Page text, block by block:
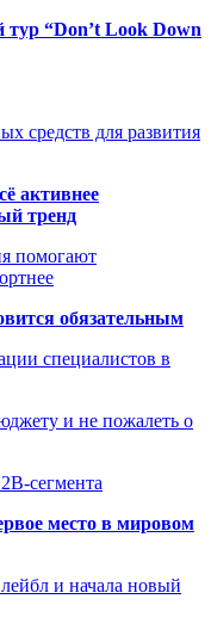
“Don’t Look Down
средств для развития
активнее
тренд
помогают
обязательным
специалистов в
и не пожалеть о
сегмента
место в мировом
и начала новый